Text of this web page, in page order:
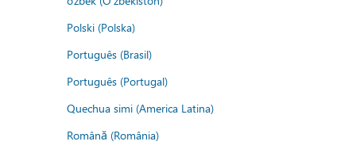
Polski (Polska)
Português (Brasil)
Português (Portugal)
Quechua simi (America Latina)
Română (România)